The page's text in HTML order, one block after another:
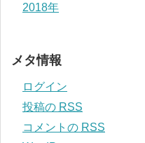
2018年
メタ情報
ログイン
投稿の RSS
コメントの RSS